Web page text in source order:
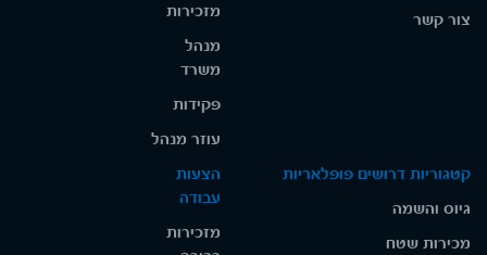
צור קשר
מזכירות
מנהל
משרד
פקידות
עוזר מנהל
קטגוריות דרושים פופלאריות
גיוס והשמה
מכירות שטח
הצעות
עבודה
מזכירות